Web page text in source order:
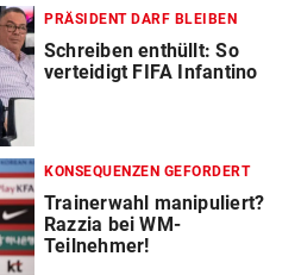
PRÄSIDENT DARF BLEIBEN
Schreiben enthüllt: So
verteidigt FIFA Infantino
KONSEQUENZEN GEFORDERT
Trainerwahl manipuliert?
Razzia bei WM-
Teilnehmer!